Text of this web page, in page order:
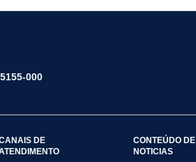
000
DE
CONTEÚDO DE
NOTICIAS